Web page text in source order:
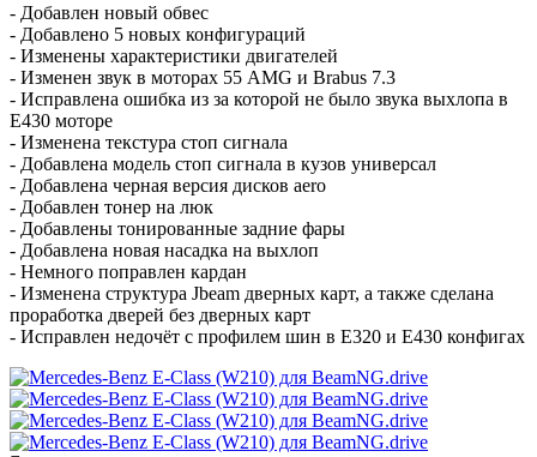
- Добавлен новый обвес
- Добавлено 5 новых конфигураций
- Изменены характеристики двигателей
- Изменен звук в моторах 55 AMG и Brabus 7.3
- Исправлена ошибка из за которой не было звука выхлопа в
E430 моторе
- Изменена текстура стоп сигнала
- Добавлена модель стоп сигнала в кузов универсал
- Добавлена черная версия дисков aero
- Добавлен тонер на люк
- Добавлены тонированные задние фары
- Добавлена новая насадка на выхлоп
- Немного поправлен кардан
- Изменена структура Jbeam дверных карт, а также сделана
проработка дверей без дверных карт
- Исправлен недочёт с профилем шин в E320 и E430 конфигах